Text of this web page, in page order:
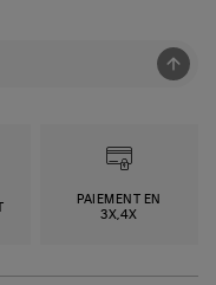
PAIEMENT EN
3X,4X